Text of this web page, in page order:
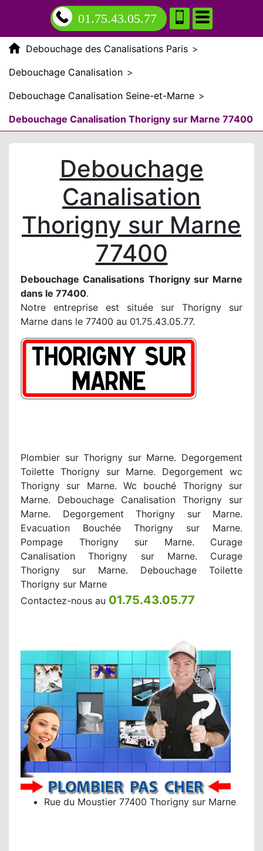
01.75.43.05.77
Debouchage des Canalisations Paris >
Debouchage Canalisation >
Debouchage Canalisation Seine-et-Marne >
Debouchage Canalisation Thorigny sur Marne 77400
Debouchage
Canalisation
Thorigny sur Marne
77400
Debouchage Canalisations Thorigny sur Marne
dans le 77400.
Notre entreprise est située sur Thorigny sur
Marne dans le 77400 au 01.75.43.05.77.
Plombier sur Thorigny sur Marne. Degorgement
Toilette Thorigny sur Marne. Degorgement wc
Thorigny sur Marne. Wc bouché Thorigny sur
Marne. Debouchage Canalisation Thorigny sur
Marne. Degorgement Thorigny sur Marne.
Evacuation Bouchée Thorigny sur Marne.
Pompage Thorigny sur Marne. Curage
Canalisation Thorigny sur Marne. Curage
Thorigny sur Marne. Debouchage Toilette
Thorigny sur Marne
Contactez-nous au 01.75.43.05.77
Rue du Moustier 77400 Thorigny sur Marne